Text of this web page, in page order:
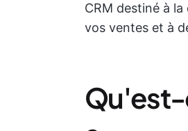
CRM destiné à
vos ventes et à
Qu'est-